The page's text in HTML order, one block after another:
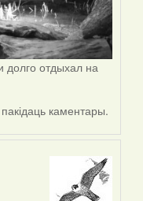
отдыхал на
каментары.